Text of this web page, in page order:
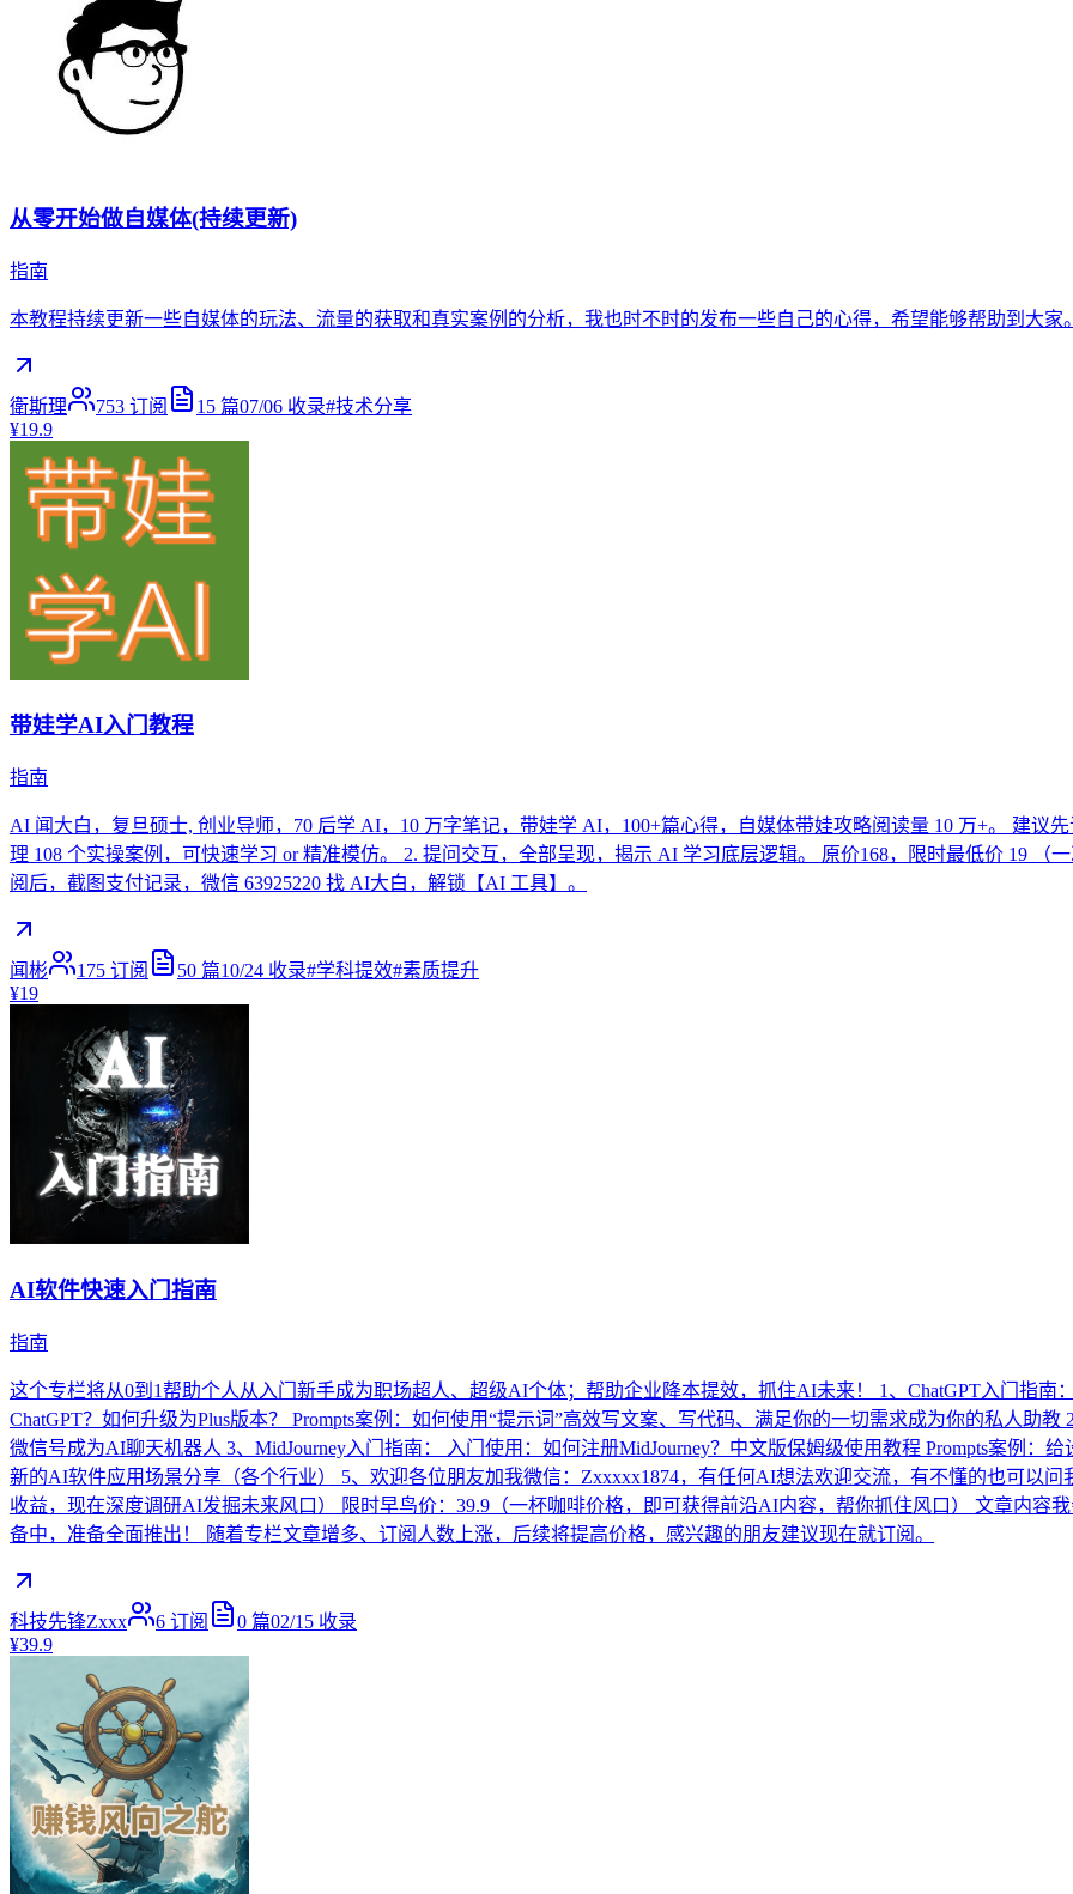
从零开始做自媒体(持续更新)
指南
本教程持续更新一些自媒体的玩法、流量的获取和真实案例的分析，我也时不时的发布一些自己的心得，希望能够帮助到大家
衛斯理 753 订阅 15 篇07/06 收录#技术分享
¥19.9
带娃学AI入门教程
指南
AI 闻大白，复旦硕士, 创业导师，70 后学 AI，10 万字笔记，带娃学 AI，100+篇心得，自媒体带娃攻略阅读量 10 万+。 建议
理 108 个实操案例，可快速学习 or 精准模仿。 2. 提问交互，全部呈现，揭示 AI 学习底层逻辑。 原价168，限时最低价 19 （
阅后，截图支付记录，微信 63925220 找 AI大白，解锁【AI 工具】。
闻彬 175 订阅 50 篇10/24 收录#学科提效#素质提升
¥19
AI软件快速入门指南
指南
这个专栏将从0到1帮助个人从入门新手成为职场超人、超级AI个体；帮助企业降本提效，抓住AI未来！ 1、ChatGPT入门指
ChatGPT？如何升级为Plus版本？ Prompts案例：如何使用“提示词”高效写文案、写代码、满足你的一切需求成为你的私人助
微信号成为AI聊天机器人 3、MidJourney入门指南： 入门使用：如何注册MidJourney？中文版保姆级使用教程 Prompts案例：
新的AI软件应用场景分享（各个行业） 5、欢迎各位朋友加我微信：Zxxxxx1874，有任何AI想法欢迎交流，有不懂的也可以
收益，现在深度调研AI发掘未来风口） 限时早鸟价：39.9（一杯咖啡价格，即可获得前沿AI内容，帮你抓住风口） 文章内容
备中，准备全面推出！ 随着专栏文章增多、订阅人数上涨，后续将提高价格，感兴趣的朋友建议现在就订阅。
科技先锋Zxxx 6 订阅 0 篇02/15 收录
¥39.9